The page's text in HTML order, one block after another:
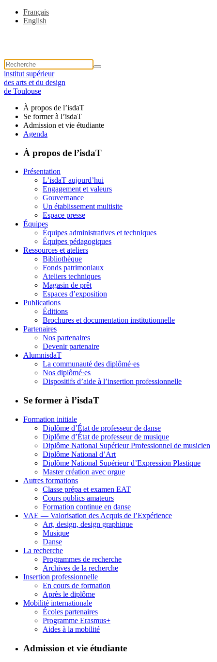
Français
English
institut supérieur
des arts et du design
de Toulouse
À propos de l’isdaT
Se former à l’isdaT
Admission et vie étudiante
Agenda
À propos de l’isdaT
Présentation
L’isdaT aujourd’hui
Engagement et valeurs
Gouvernance
Un établissement multisite
Espace presse
Équipes
Équipes administratives et techniques
Équipes pédagogiques
Ressources et ateliers
Bibliothèque
Fonds patrimoniaux
Ateliers techniques
Magasin de prêt
Espaces d’exposition
Publications
Éditions
Brochures et documentation institutionnelle
Partenaires
Nos partenaires
Devenir partenaire
AlumnisdaT
La communauté des diplômé·es
Nos diplômé·es
Dispositifs d’aide à l’insertion professionnelle
Se former à l’isdaT
Formation initiale
Diplôme d’État de professeur de danse
Diplôme d’État de professeur de musique
Diplôme National Supérieur Professionnel de musicien
Diplôme National d’Art
Diplôme National Supérieur d’Expression Plastique
Master création avec orgue
Autres formations
Classe prépa et examen EAT
Cours publics amateurs
Formation continue en danse
VAE — Valorisation des Acquis de l’Expérience
Art, design, design graphique
Musique
Danse
La recherche
Programmes de recherche
Archives de la recherche
Insertion professionnelle
En cours de formation
Après le diplôme
Mobilité internationale
Écoles partenaires
Programme Erasmus+
Aides à la mobilité
Admission et vie étudiante